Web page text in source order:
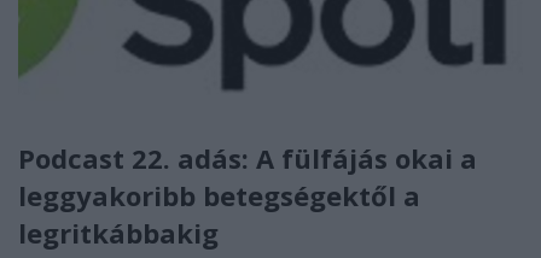
Podcast 22. adás: A fülfájás okai a
leggyakoribb betegségektől a
legritkábbakig